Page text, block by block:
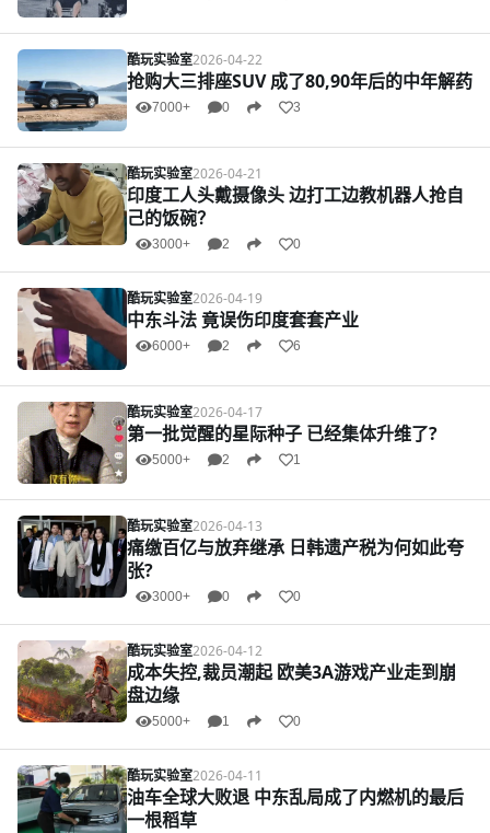
酷玩实验室2026-04-22
抢购大三排座SUV 成了80,90年后的中年解药
7000+ 0 3
酷玩实验室2026-04-21
印度工人头戴摄像头 边打工边教机器人抢自
己的饭碗？
3000+ 2 0
酷玩实验室2026-04-19
中东斗法 竟误伤印度套套产业
6000+ 2 6
酷玩实验室2026-04-17
第一批觉醒的星际种子 已经集体升维了?
5000+ 2 1
酷玩实验室2026-04-13
痛缴百亿与放弃继承 日韩遗产税为何如此夸
张?
3000+ 0 0
酷玩实验室2026-04-12
成本失控,裁员潮起 欧美3A游戏产业走到崩
盘边缘
5000+ 1 0
酷玩实验室2026-04-11
油车全球大败退 中东乱局成了内燃机的最后
一根稻草